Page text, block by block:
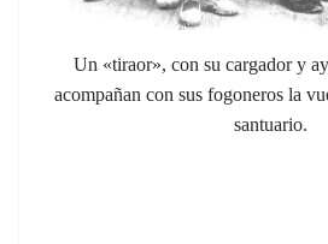
Un «tiraor», con su cargador y
acompañan con sus fogoneros la
santuario.